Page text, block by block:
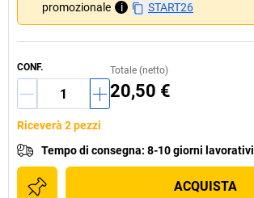
promozionale
i START26
CONF. Totale (netto)
20,50 €
Riceverà 2 pezzi
Tempo di consegna: 8-10 giorni lavorativi
ACQUISTA